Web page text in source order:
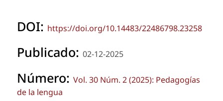
DOI: https://doi.org/10.14483/22486798.23258
Publicado: 02-12-2025
Número: Vol. 30 Núm. 2 (2025): Pedagogías
de la lengua